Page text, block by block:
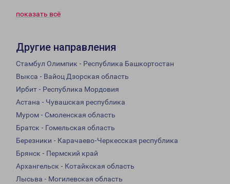
показать всё
Другие направления
Стамбул Олимпик - Республика Башкортостан
Выкса - Вайоц Дзорская область
Ирбит - Республика Мордовия
Астана - Чувашская республика
Муром - Смоленская область
Братск - Гомельская область
Березники - Карачаево-Черкесская республика
Брянск - Пермский край
Архангельск - Котайкская область
Лысьва - Могилевская область